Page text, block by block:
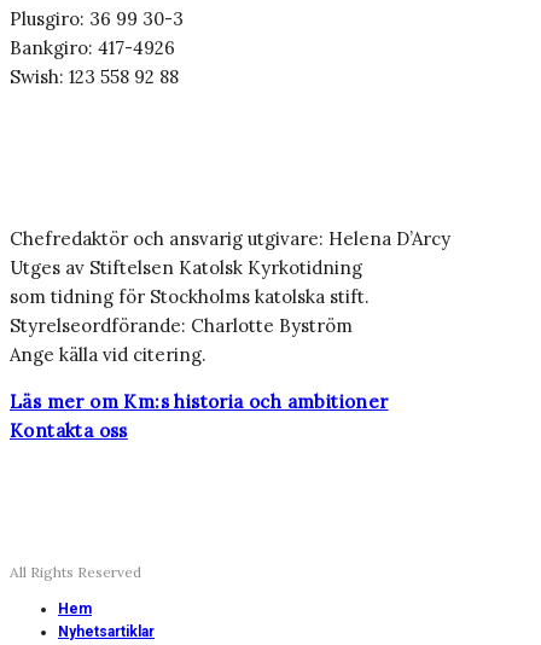
Plusgiro: 36 99 30-3
Bankgiro: 417-4926
Swish: 123 558 92 88
Chefredaktör och ansvarig utgivare: Helena D’Arcy
Utges av Stiftelsen Katolsk Kyrkotidning
som tidning för Stockholms katolska stift.
Styrelseordförande: Charlotte Byström
Ange källa vid citering.
Läs mer om Km:s historia och ambitioner
Kontakta oss
All Rights Reserved
Hem
Nyhetsartiklar